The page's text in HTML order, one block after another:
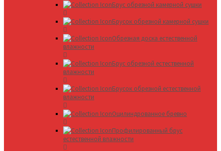
Брус обрезной камерной сушки
Брусок обрезной камерной сушки
Обрезная доска естественной
влажности
Брус обрезной естественной
влажности
Брусок обрезной естественной
влажности
Оцилиндрованное бревно
Профилированный брус
естественной влажности